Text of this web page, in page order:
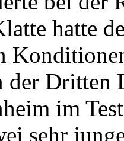
hatte
der
im
sehr